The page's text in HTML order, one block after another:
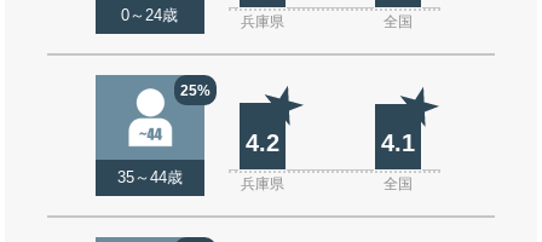
0～24歳 兵庫県 全国
25%
35～44歳
4.2 4.1
兵庫県 全国